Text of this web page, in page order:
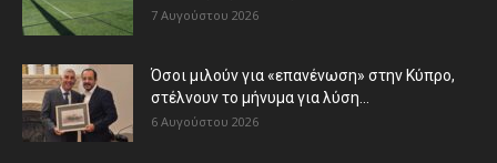
7 Αυγούστου 2026
Όσοι μιλούν για «επανένωση» στην Κύπρο,
στέλνουν το μήνυμα για λύση...
6 Αυγούστου 2026